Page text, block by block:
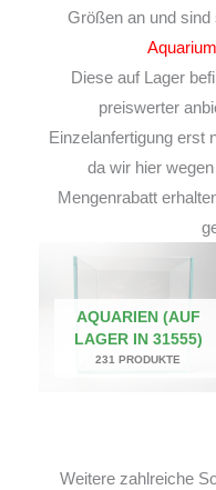
Größen an und sind
Diese auf Lager
preiswerter
Einzelanfertigung erst
da wir hier
Mengenrabatt
AQUARIEN (AUF
LAGER IN 31555)
231 PRODUKTE
Weitere zahlreiche